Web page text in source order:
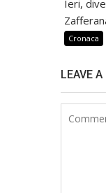
Ieri,
Cronaca
LEAVE